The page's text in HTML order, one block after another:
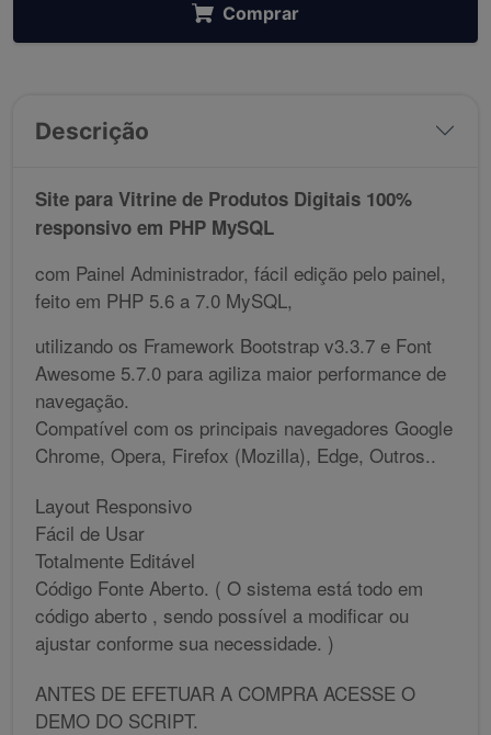
Comprar
Descrição
Site para Vitrine de Produtos Digitais 100%
responsivo em PHP MySQL
com Painel Administrador, fácil edição pelo painel,
feito em PHP 5.6 a 7.0 MySQL,
utilizando os Framework Bootstrap v3.3.7 e Font
Awesome 5.7.0 para agiliza maior performance de
navegação.
Compatível com os principais navegadores Google
Chrome, Opera, Firefox (Mozilla), Edge, Outros..
Layout Responsivo
Fácil de Usar
Totalmente Editável
Código Fonte Aberto. ( O sistema está todo em
código aberto , sendo possível a modificar ou
ajustar conforme sua necessidade. )
ANTES DE EFETUAR A COMPRA ACESSE O
DEMO DO SCRIPT.